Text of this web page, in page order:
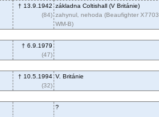
† 13.9.1942
(84)
základna Coltishall (V Británie)
zahynul, nehoda (Beaufighter X7703
WM-B)
† 6.9.1979
(47)
† 10.5.1994
(32)
V. Británie
?